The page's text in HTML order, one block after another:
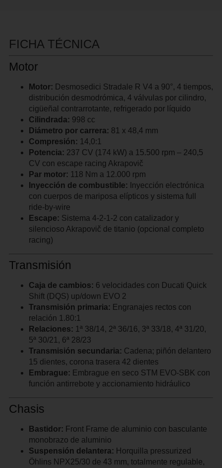
FICHA TÉCNICA
Motor
Motor: Desmosedici Stradale R V4 a 90°, 4 tiempos,
distribución desmodrómica, 4 válvulas por cilindro,
cigüeñal contrarrotante, refrigerado por líquido
Cilindrada: 998 cc
Diámetro por carrera: 81 x 48,4 mm
Compresión: 14,0:1
Potencia: 237 CV (174 kW) a 15.500 rpm – 240,5
CV con escape racing Akrapovič
Par motor: 118 Nm a 12.000 rpm
Inyección de combustible: Inyección electrónica
con cuerpos de mariposa elípticos y sistema full
ride-by-wire
Escape: Sistema 4-2-1-2 con catalizador y
silencioso Akrapovič de titanio (opcional completo
racing)
Transmisión
Caja de cambios: 6 velocidades con Ducati Quick
Shift (DQS) up/down EVO 2
Transmisión primaria: Engranajes rectos con
relación 1.80:1
Relaciones: 1ª 38/14, 2ª 36/16, 3ª 33/18, 4ª 31/20,
5ª 30/21, 6ª 28/23
Transmisión secundaria: Cadena; piñón delantero
15 dientes, corona trasera 42 dientes
Embrague: Embrague en seco STM EVO-SBK con
función antirrebote y accionamiento hidráulico
Chasis
Bastidor: Front Frame de aluminio con basculante
monobrazo de aluminio
Suspensión delantera: Horquilla pressurized
Öhlins NPX25/30 de 43 mm, totalmente regulable,